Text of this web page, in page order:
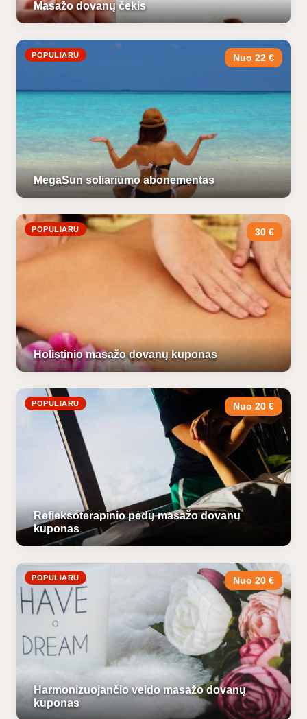
Masažo dovanų čekis
POPULIARU Nuo 22 €
MegaSun soliariumo abonementas
POPULIARU 30 €
Holistinio masažo dovanų kuponas
POPULIARU Nuo 20 €
Refleksoterapinio pėdų masažo dovanų
kuponas
POPULIARU Nuo 20 €
Harmonizuojančio veido masažo dovanų
kuponas